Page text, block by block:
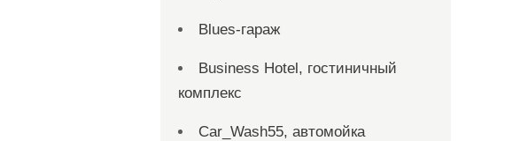
Blues-гараж
Business Hotel, гостиничный
комплекс
Car_Wash55, автомойка